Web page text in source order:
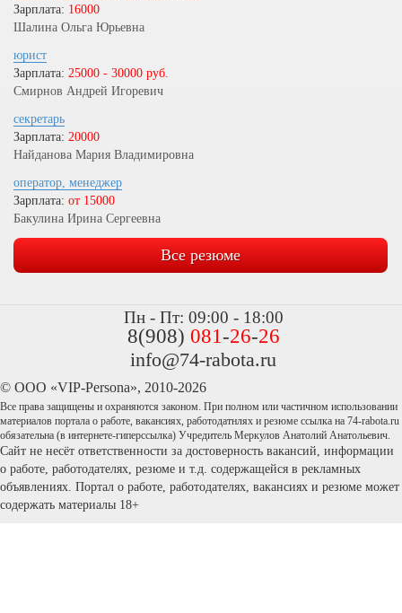
Зарплата: 16000
Шалина Ольга Юрьевна
юрист
Зарплата: 25000 - 30000 руб.
Смирнов Андрей Игоревич
секретарь
Зарплата: 20000
Найданова Мария Владимировна
оператор, менеджер
Зарплата: от 15000
Бакулина Ирина Сергеевна
Все резюме
Пн - Пт: 09:00 - 18:00
8(908) 081-26-26
info@74-rabota.ru
© ООО «VIP-Persona», 2010-2026
Все права защищены и охраняются законом. При полном или частичном использовании
материалов портала о работе, вакансиях, работодатнлях и резюме ссылка на 74-rabota.ru
обязательна (в интернете-гиперссылка) Учредитель Меркулов Анатолий Анатольевич.
Сайт не несёт ответственности за достоверность вакансий, информации
о работе, работодателях, резюме и т.д. содержащейся в рекламных
объявлениях. Портал о работе, работодателях, вакансиях и резюме может
содержать материалы 18+